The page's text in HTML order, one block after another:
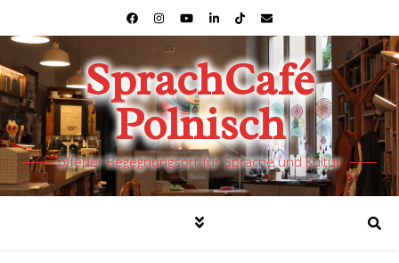
SprachCafé
Polnisch
offener Begegnungsort für Sprache und Kultur